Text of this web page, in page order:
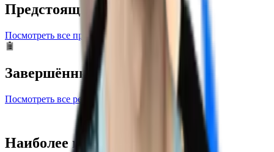
Предстоящие матчи
Посмотреть все предстоящие матчи
Завершённые
Посмотреть все результаты
Наиболее играемые герои